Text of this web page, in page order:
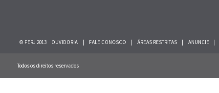
© FERJ 2013 OUVIDORIA FALE CONOSCO ÁREAS RESTRITAS ANUNCIE
Todos os direitos reservados